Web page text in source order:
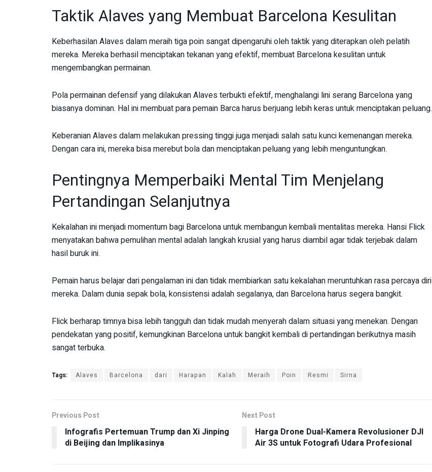
Taktik Alaves yang Membuat Barcelona Kesulitan
Keberhasilan Alaves dalam meraih tiga poin sangat dipengaruhi oleh taktik yang diterapkan oleh pelatih
mereka. Mereka berhasil menciptakan tekanan yang efektif, membuat Barcelona kesulitan untuk
mengembangkan permainan.
Pola permainan defensif yang dilakukan Alaves terbukti efektif, menghalangi lini serang Barcelona yang
biasanya dominan. Hal ini membuat para pemain Barca harus berjuang lebih keras untuk menciptakan peluang.
Keberanian Alaves dalam melakukan pressing tinggi juga menjadi salah satu kunci kemenangan mereka.
Dengan cara ini, mereka bisa merebut bola dan menciptakan peluang yang lebih menguntungkan.
Pentingnya Memperbaiki Mental Tim Menjelang
Pertandingan Selanjutnya
Kekalahan ini menjadi momentum bagi Barcelona untuk membangun kembali mentalitas mereka. Hansi Flick
menyatakan bahwa pemulihan mental adalah langkah krusial yang harus diambil agar tidak terjebak dalam
hasil buruk ini.
Pemain harus belajar dari pengalaman ini dan tidak membiarkan satu kekalahan meruntuhkan rasa percaya diri
mereka. Dalam dunia sepak bola, konsistensi adalah segalanya, dan Barcelona harus segera bangkit.
Flick berharap timnya bisa lebih tangguh dan tidak mudah menyerah dalam situasi yang menekan. Dengan
pendekatan yang positif, kemungkinan Barcelona untuk bangkit kembali di pertandingan berikutnya masih
sangat terbuka.
Tags: Alaves Barcelona dari Harapan Kalah Meraih Poin Resmi Sirna
Previous Post
Infografis Pertemuan Trump dan Xi Jinping
di Beijing dan Implikasinya
Next Post
Harga Drone Dual-Kamera Revolusioner DJI
Air 3S untuk Fotografi Udara Profesional